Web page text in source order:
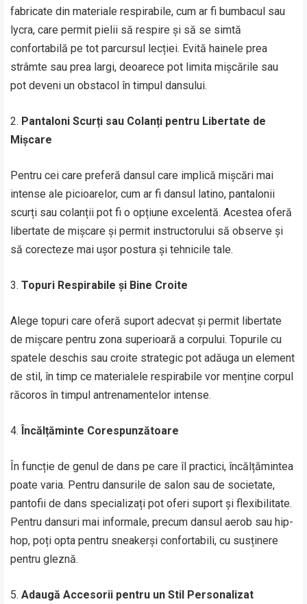
fabricate din materiale respirabile, cum ar fi bumbacul sau
lycra, care permit pielii să respire și să se simtă
confortabilă pe tot parcursul lecției. Evită hainele prea
strâmte sau prea largi, deoarece pot limita mișcările sau
pot deveni un obstacol în timpul dansului.
2. Pantaloni Scurți sau Colanți pentru Libertate de
Mișcare
Pentru cei care preferă dansul care implică mișcări mai
intense ale picioarelor, cum ar fi dansul latino, pantalonii
scurți sau colanții pot fi o opțiune excelentă. Acestea oferă
libertate de mișcare și permit instructorului să observe și
să corecteze mai ușor postura și tehnicile tale.
3.Topuri Respirabile și Bine Croite
Alege topuri care oferă suport adecvat și permit libertate
de mișcare pentru zona superioară a corpului. Topurile cu
spatele deschis sau croite strategic pot adăuga un element
de stil, în timp ce materialele respirabile vor menține corpul
răcoros în timpul antrenamentelor intense.
4. Încălțăminte Corespunzătoare
În funcție de genul de dans pe care îl practici, încălțămintea
poate varia. Pentru dansurile de salon sau de societate,
pantofii de dans specializați pot oferi suport și flexibilitate.
Pentru dansuri mai informale, precum dansul aerob sau hip-
hop, poți opta pentru sneakerși confortabili, cu susținere
pentru gleznă.
5.Adaugă Accesorii pentru un Stil Personalizat